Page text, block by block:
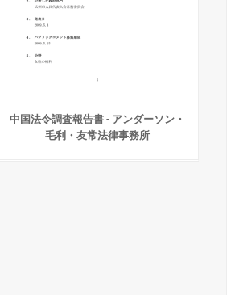
中国法令調査報告書 - アンダーソン・
毛利・友常法律事務所